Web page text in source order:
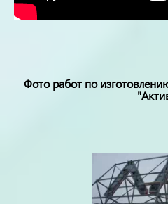
Фото работ по